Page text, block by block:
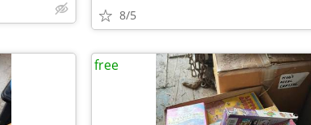
8/5
free